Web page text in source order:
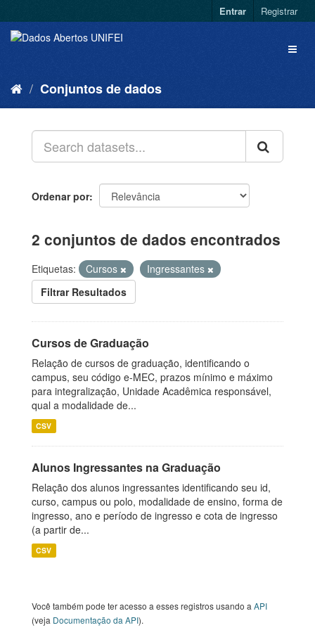
Entrar Registrar
Conjuntos de dados
Ordenar por
2 conjuntos de dados encontrados
Etiquetas: Cursos
Ingressantes
Filtrar Resultados
Cursos de Graduação
Relação de cursos de graduação, identificando o
campus, seu código e-MEC, prazos mínimo e máximo
para integralização, Unidade Acadêmica responsável,
qual a modalidade de...
CSV
Alunos Ingressantes na Graduação
Relação dos alunos ingressantes identificando seu id,
curso, campus ou polo, modalidade de ensino, forma de
ingresso, ano e período de ingresso e cota de ingresso
(a partir de...
CSV
Você também pode ter acesso a esses registros usando a API
(veja Documentação da API).